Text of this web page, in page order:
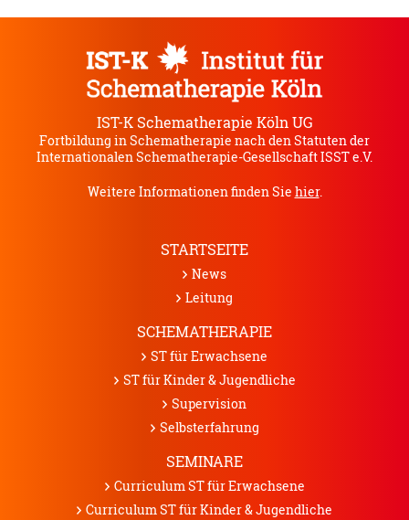
IST-K Schematherapie Köln UG
Fortbildung in Schematherapie nach den Statuten der
Internationalen Schematherapie-Gesellschaft ISST e.V.
Weitere Informationen finden Sie hier.
STARTSEITE
News
Leitung
SCHEMATHERAPIE
ST für Erwachsene
ST für Kinder & Jugendliche
Supervision
Selbsterfahrung
SEMINARE
Curriculum ST für Erwachsene
Curriculum ST für Kinder & Jugendliche